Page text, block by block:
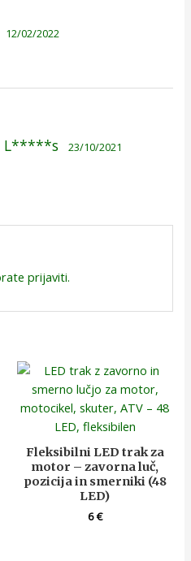
12/02/2022
23/10/2021
prijaviti.
Fleksibilni LED trak za
motor – zavorna luč,
pozicija in smerniki (48
LED)
6€